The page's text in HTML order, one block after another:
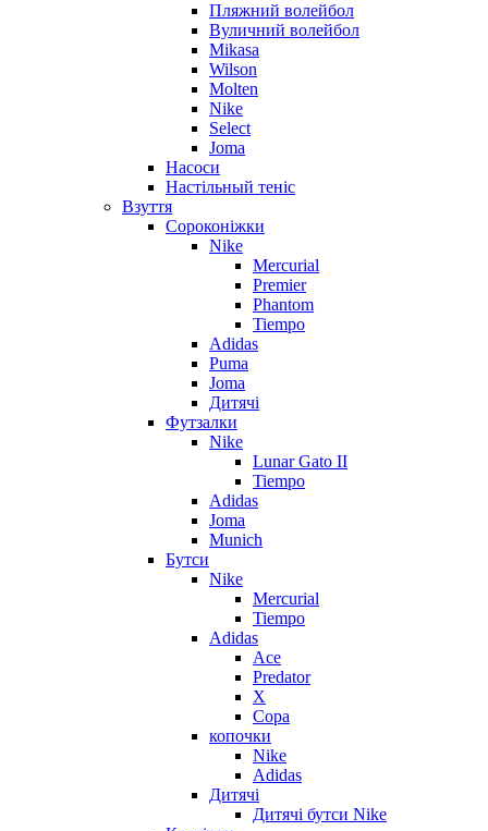
Пляжний волейбол
Вуличний волейбол
Mikasa
Wilson
Molten
Nike
Select
Joma
Насоси
Настільный теніс
Взуття
Сороконіжки
Nike
Mercurial
Premier
Phantom
Tiempo
Adidas
Puma
Joma
Дитячі
Футзалки
Nike
Lunar Gato II
Tiempo
Adidas
Joma
Munich
Бутси
Nike
Mercurial
Tiempo
Adidas
Ace
Predator
X
Copa
копочки
Nike
Adidas
Дитячі
Дитячі бутси Nike